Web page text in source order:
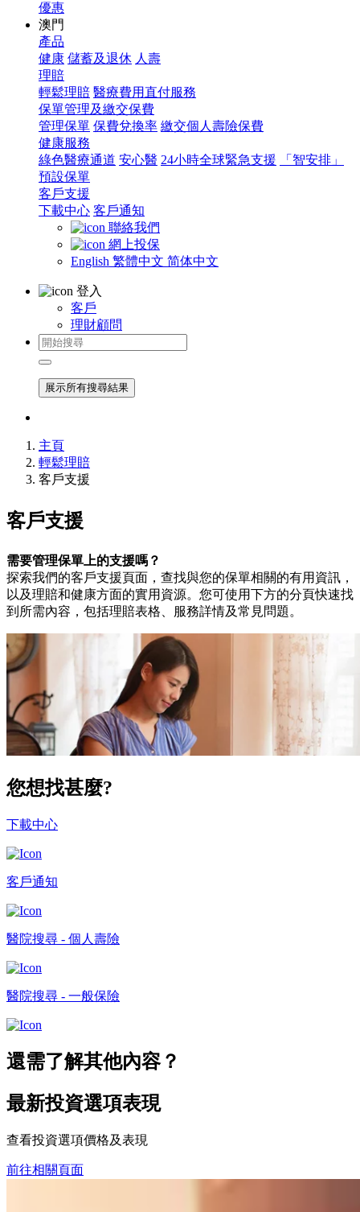
優惠
澳門
產品
健康 儲蓄及退休 人壽
理賠
輕鬆理賠 醫療費用直付服務
保單管理及繳交保費
管理保單 保費兌換率 繳交個人壽險保費
健康服務
綠色醫療通道 安心醫 24小時全球緊急支援
「智安排」
預設保單
客戶支援
下載中心 客戶通知
聯絡我們
網上投保
English 繁體中文 简体中文
登入
客戶
理財顧問
展示所有搜尋結果
主頁
輕鬆理賠
客戶支援
客戶支援
需要管理保單上的支援嗎？
探索我們的客戶支援頁面，查找與您的保單相關的有用資訊，
以及理賠和健康方面的實用資源。您可使用下方的分頁快速找
到所需內容，包括理賠表格、服務詳情及常見問題。
您想找甚麼?
下載中心
客戶通知
醫院搜尋 - 個人壽險
醫院搜尋 - 一般保險
還需了解其他內容？
最新投資選項表現
查看投資選項價格及表現
前往相關頁面